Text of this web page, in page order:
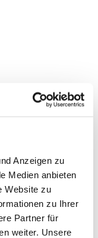
Anzeigen zu
Medien anbieten
Website zu
zu Ihrer
Partner für
weiter. Unsere